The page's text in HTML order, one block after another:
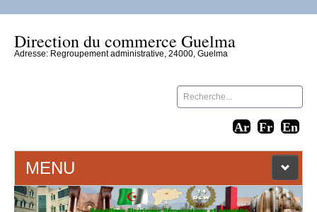
Direction du commerce Guelma
Adresse: Regroupement administrative, 24000, Guelma
MENU
ACCUEIL